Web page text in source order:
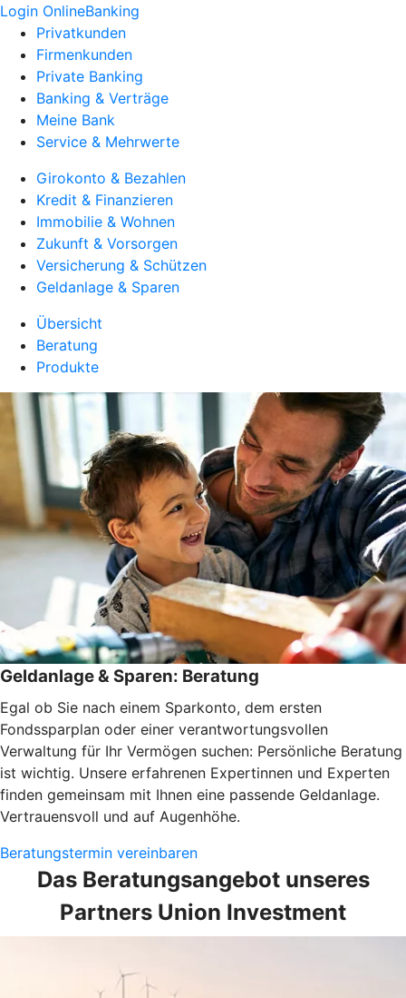
Login OnlineBanking
Privatkunden
Firmenkunden
Private Banking
Banking & Verträge
Meine Bank
Service & Mehrwerte
Girokonto & Bezahlen
Kredit & Finanzieren
Immobilie & Wohnen
Zukunft & Vorsorgen
Versicherung & Schützen
Geldanlage & Sparen
Übersicht
Beratung
Produkte
Geldanlage & Sparen: Beratung
Egal ob Sie nach einem Sparkonto, dem ersten
Fondssparplan oder einer verantwortungsvollen
Verwaltung für Ihr Vermögen suchen: Persönliche Beratung
ist wichtig. Unsere erfahrenen Expertinnen und Experten
finden gemeinsam mit Ihnen eine passende Geldanlage.
Vertrauensvoll und auf Augenhöhe.
Beratungstermin vereinbaren
Das Beratungsangebot unseres
Partners Union Investment